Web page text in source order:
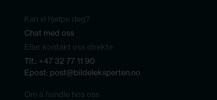
Kan vi hjelpe deg?
Chat med oss
Eller kontakt oss direkte
Tlf.: +47 32 77 11 90
Epost: post@bildeleksperten.no
Om å handle hos oss